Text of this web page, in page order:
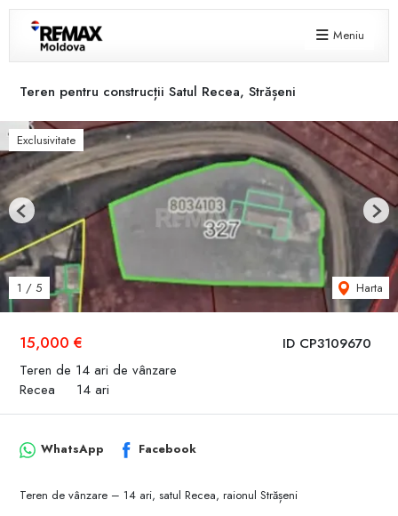
Meniu
Teren pentru construcții Satul Recea, Strășeni
ID CP3109670
15,000 €
Teren de 14 ari de vânzare
Recea
14 ari
Exclusivitate
1 / 5 Harta
Previous Next
WhatsApp Facebook
Teren de vânzare – 14 ari, satul Recea, raionul Strășeni